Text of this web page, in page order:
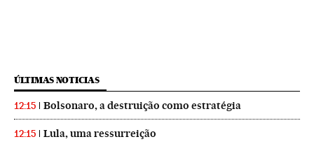
ÚLTIMAS NOTICIAS
12:15 Bolsonaro, a destruição como estratégia
12:15 Lula, uma ressurreição